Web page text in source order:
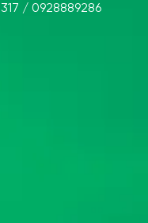
/ 0928889286